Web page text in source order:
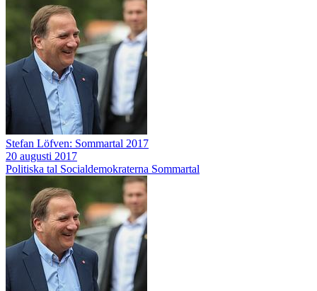
Stefan Löfven: Sommartal 2017
20 augusti 2017
Politiska tal Socialdemokraterna Sommartal